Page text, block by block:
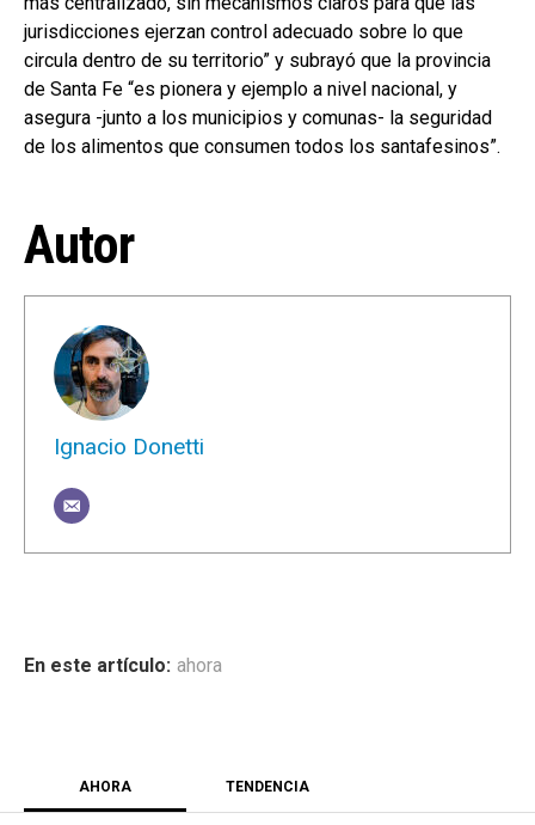
jurisdicciones ejerzan control adecuado sobre lo que
circula dentro de su territorio” y subrayó que la provincia
de Santa Fe “es pionera y ejemplo a nivel nacional, y
asegura -junto a los municipios y comunas- la seguridad
de los alimentos que consumen todos los santafesinos”.
Autor
Ignacio Donetti
ahora
AHORA TENDENCIA